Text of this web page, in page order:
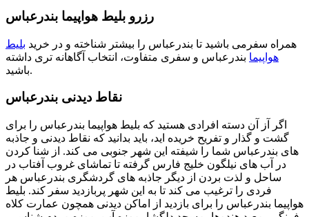
رزرو بلیط هواپیما بندرعباس
همراه سفرمی باشید تا بندرعباس را بیشتر شناخته و در خرید بلیط
هواپیما بندرعباس و سفری متفاوت، انتخاب آگاهانه تری داشته
باشید.
نقاط دیدنی بندرعباس
اگر آز آن دسته افرادی هستید که بلیط هواپیما بندرعباس را برای
گشت و گذار و تفریح خریده اید، باید بدانید که نقاط دیدنی و جاذبه
های بندرعباس شما را شیفته این شهر جنوبی می کند. از شنا کردن
در آب های نیلگون خلیج فارس گرفته تا تماشای غروب آفتاب در
ساحل و لذت بردن از دیگر جاذبه های گردشگری بندرعباس هر
فردی را ترغیب می کند تا به این شهر پربازدید سفر کند. بلیط
هواپیما بندرعباس را برای بازدید از اماکن دیدنی همچون عمارت کلاه